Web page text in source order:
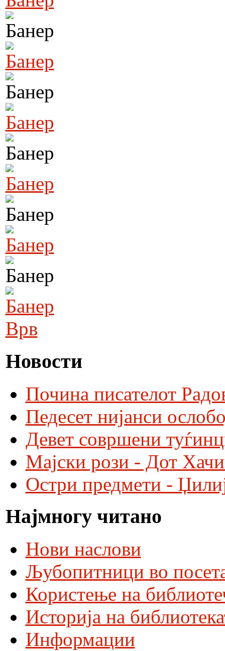
Врв
Новости
Почина писателот
Педесет нијанси
Девет совршени
Мајски рози - Дот
Остри предмети -
Најмногу читано
Нови наслови
Љубопитници во
Користење на
Историја на
Информации